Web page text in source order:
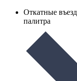
Откатные
палитра